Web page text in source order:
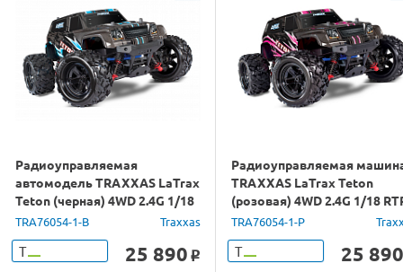
Радиоуправляемая
автомодель TRAXXAS LaTrax
Teton (черная) 4WD 2.4G 1/18
RTR
TRA76054-1-B Traxxas
Т 25 890 o
Радиоуправляемая
TRAXXAS LaTrax Teton
(розовая) 4WD 2.4G 1/18
TRA76054-1-P
Т 25 890